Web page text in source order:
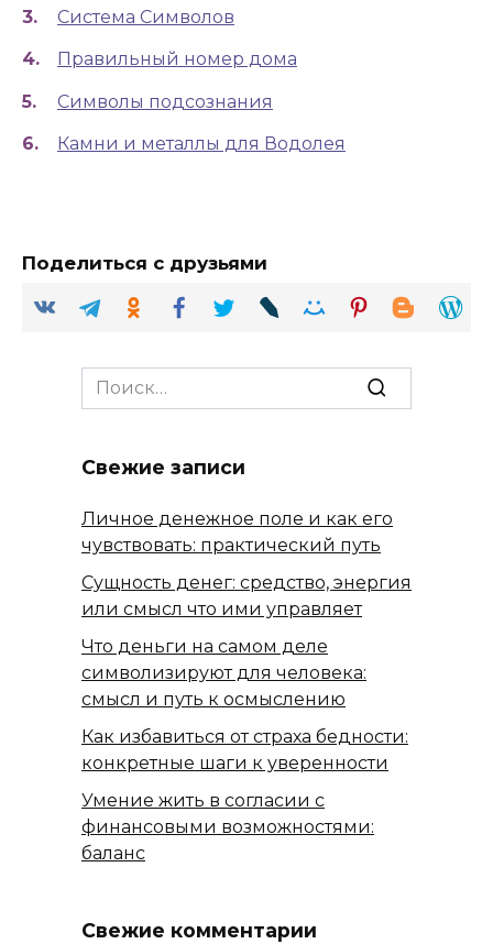
Система Символов
Правильный номер дома
Символы подсознания
Камни и металлы для Водолея
Поделиться с друзьями
Search
for:
Свежие записи
Личное денежное поле и как его
чувствовать: практический путь
Сущность денег: средство, энергия
или смысл что ими управляет
Что деньги на самом деле
символизируют для человека:
смысл и путь к осмыслению
Как избавиться от страха бедности:
конкретные шаги к уверенности
Умение жить в согласии с
финансовыми возможностями:
баланс
Свежие комментарии